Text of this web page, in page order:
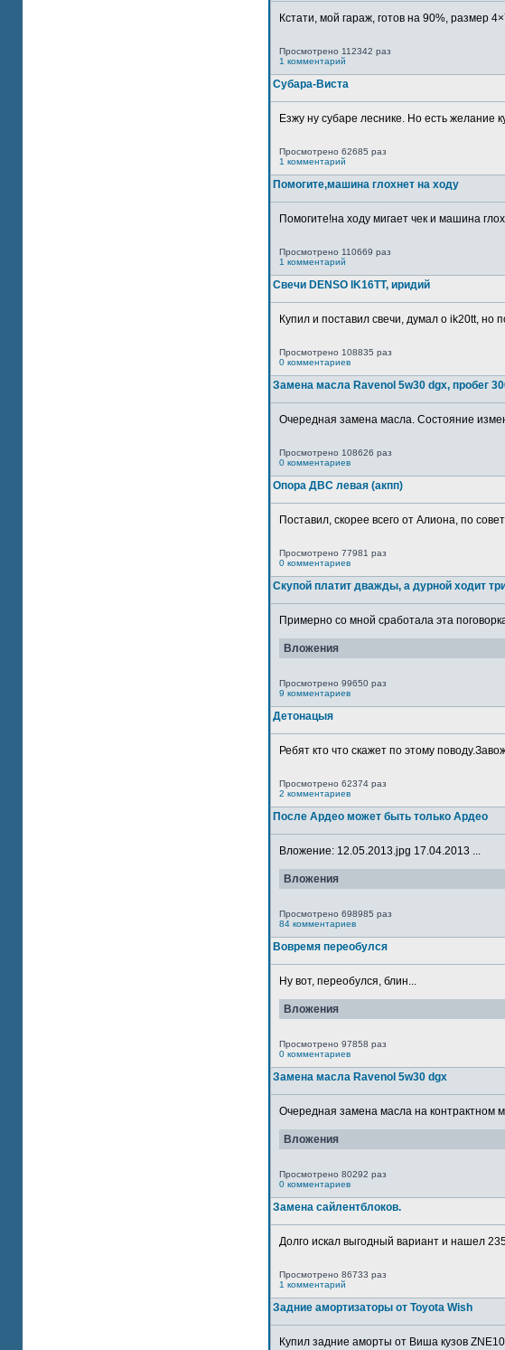
Кстати, мой гараж, готов на 90%, размер
Просмотрено 112342 раз
1 комментарий
Субара-Виста
Езжу ну субаре леснике. Но есть желание
Просмотрено 62685 раз
1 комментарий
Помогите,машина глохнет на ходу
Помогите!на ходу мигает чек и машина
Просмотрено 110669 раз
1 комментарий
Свечи DENSO IK16TT, иридий
Купил и поставил свечи, думал о ik20tt, но
Просмотрено 108835 раз
0 комментариев
Замена масла Ravenol 5w30 dgx, пробег
Очередная замена масла. Состояние
Просмотрено 108626 раз
0 комментариев
Опора ДВС левая (акпп)
Поставил, скорее всего от Алиона, по
Просмотрено 77981 раз
0 комментариев
Скупой платит дважды, а дурной ходит
Примерно со мной сработала эта
Вложения
Просмотрено 99650 раз
9 комментариев
Детонацыя
Ребят кто что скажет по этому
Просмотрено 62374 раз
2 комментариев
После Ардео может быть только Ардео
Вложение: 12.05.2013.jpg 17.04.2013 ...
Вложения
Просмотрено 698985 раз
84 комментариев
Вовремя переобулся
Ну вот, переобулся, блин...
Вложения
Просмотрено 97858 раз
0 комментариев
Замена масла Ravenol 5w30 dgx
Очередная замена масла на контрактном
Вложения
Просмотрено 80292 раз
0 комментариев
Замена сайлентблоков.
Долго искал выгодный вариант и нашел
Просмотрено 86733 раз
1 комментарий
Задние амортизаторы от Toyota Wish
Купил задние аморты от Виша кузов